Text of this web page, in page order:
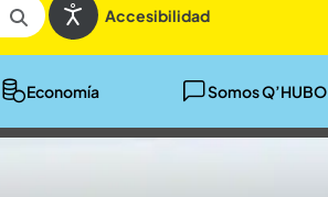
Accesibilidad
Economía Somos Q’HUBO